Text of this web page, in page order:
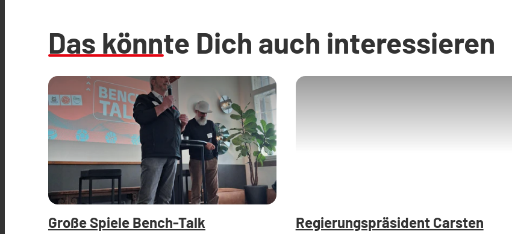
Das könnte Dich auch interessieren
Große Spiele Bench-Talk
Regierungspräsident Carsten